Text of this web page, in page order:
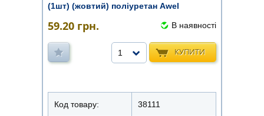
(1шт) (жовтий) поліуретан Awel
59.20 грн. В наявності
КУПИТИ
1
Код товару: 38111